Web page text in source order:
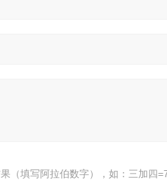
（填写阿拉伯数字），如：三加四